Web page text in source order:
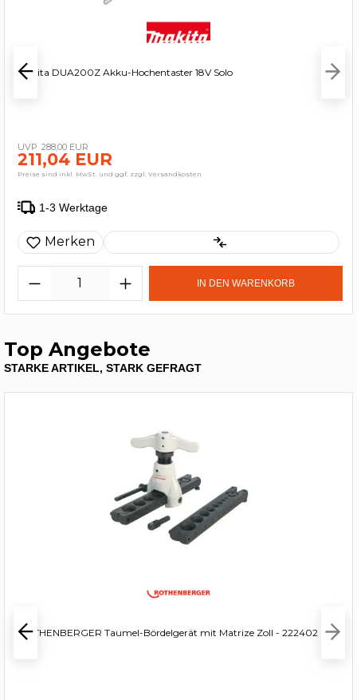
Makita DUA200Z Akku-Hochentaster 18V Solo
288,00 EUR
211,04 EUR
Preise sind inkl. MwSt. und ggf. zzgl. Versandkosten
1-3 Werktage
Merken
IN DEN WARENKORB
Top Angebote
STARKE ARTIKEL, STARK GEFRAGT
ROTHENBERGER Taumel-Bördelgerät mit Matrize Zoll - 222402